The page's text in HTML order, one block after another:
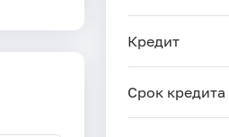
Кредит
Срок кредита